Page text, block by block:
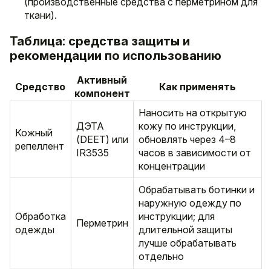
ткани).
Таблица: средства защиты и
рекомендации по использованию
Средство
Активный
компонент
Как применять
Кожный
репеллент
ДЭТА
(DEET) или
IR3535
Наносить на открытую
кожу по инструкции,
обновлять через 4–8
часов в зависимости от
концентрации
Обработка
одежды
Перметрин
Обрабатывать ботинки и
наружную одежду по
инструкции; для
длительной защиты
лучше обрабатывать
отдельно